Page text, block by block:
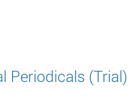
Periodicals (Trial)